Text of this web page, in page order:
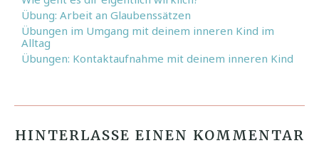
Übung: Arbeit an Glaubenssätzen
Übungen im Umgang mit deinem inneren Kind im
Alltag
Übungen: Kontaktaufnahme mit deinem inneren Kind
HINTERLASSE EINEN KOMMENTAR